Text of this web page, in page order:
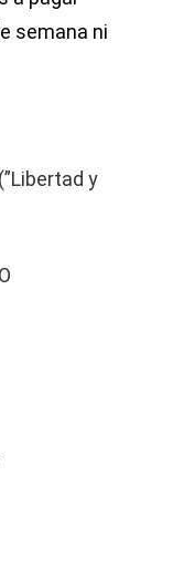
semana ni
y